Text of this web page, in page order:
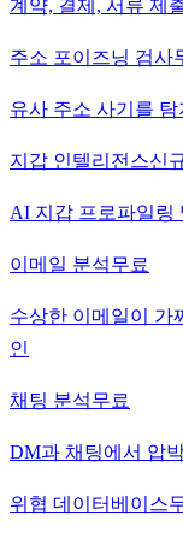
계약, 결제, 서류 제
주소 포이즈닝 검사
유사 주소 사기를
지갑 인텔리전스신
AI 지갑 프로파일링
이메일 분석무료
수상한 이메일이 가
인
채팅 분석무료
DM과 채팅에서 압
위협 데이터베이스